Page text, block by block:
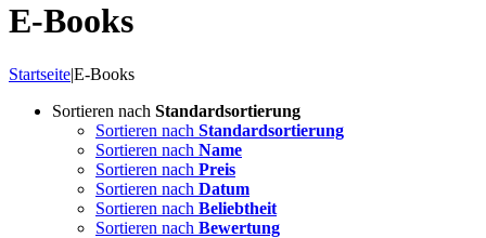
E-Books
Startseite|E-Books
Sortieren nach Standardsortierung
Sortieren nach Standardsortierung
Sortieren nach Name
Sortieren nach Preis
Sortieren nach Datum
Sortieren nach Beliebtheit
Sortieren nach Bewertung